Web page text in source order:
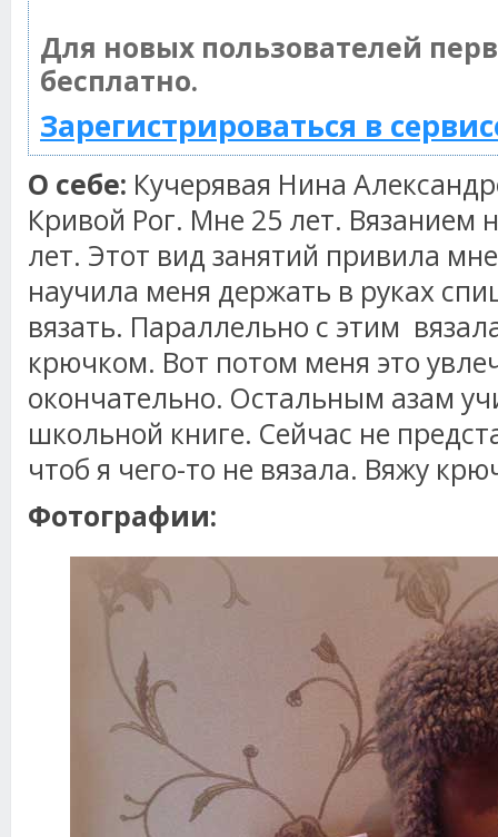
Для новых пользователей
бесплатно.
Зарегистрироваться в
О себе: Кучерявая Нина
Кривой Рог. Мне 25 лет. Вязанием
лет. Этот вид занятий привила
научила меня держать в руках
вязать. Параллельно с этим
крючком. Вот потом меня это
окончательно. Остальным азам
школьной книге. Сейчас не
чтоб я чего-то не вязала. Вяжу
Фотографии: